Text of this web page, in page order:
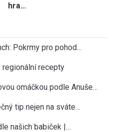
hra…
Pokrmy pro pohod…
regionální recepty
omáčkou podle Anuše…
tip nejen na sváte…
našich babiček |…